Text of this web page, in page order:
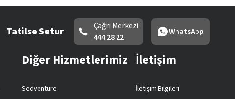
Tatilse Setur
Çağrı Merkezi
444 28 22
WhatsApp
Diğer Hizmetlerimiz
Sedventure
İletişim
İletişim Bilgileri